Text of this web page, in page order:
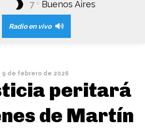
7 C Buenos Aires
Radio en vivo
9 de febrero de 2026
peritará
de Martín